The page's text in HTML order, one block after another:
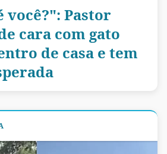
você?": Pastor
cara com gato
de casa e tem